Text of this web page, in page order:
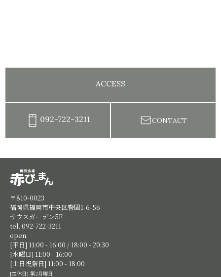
ACCESS
092-722-3211 CONTACT
〒810-0023
福岡県福岡市中央区警固1-6-56
サウスガーデン5F
tel. 092-722-3211
open.
[平日] 11:00 - 16:00 / 18:00 - 20:30
[水曜日] 11:00 - 16:00
[土日祝祭日] 11:00 - 18:00
[定休日] 第2月曜日